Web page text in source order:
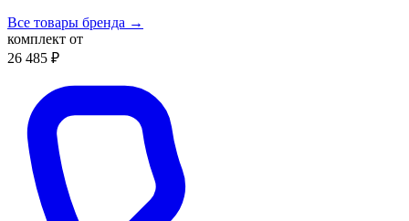
Все товары бренда →
комплект от
26 485 ₽